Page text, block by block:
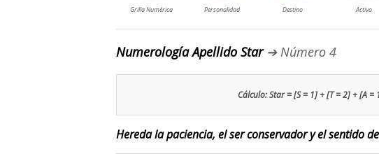
Numerología Apellido Star➔ Número 4
Cálculo: Star = [S = 1] + [T = 2] + [A
Hereda la paciencia, el ser conservador y el sentido